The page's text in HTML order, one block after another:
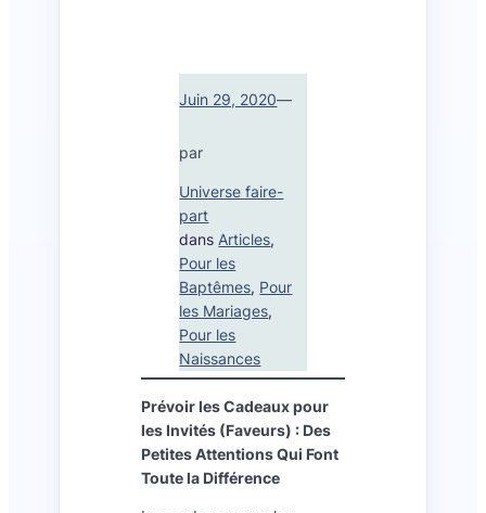
Juin 29, 2020—
par
Universe faire-
part
dans Articles
Pour les
Baptêmes, Pour
les Mariages
Pour les
Naissances
Prévoir les Cadeaux pour
les Invités (Faveurs) : Des
Petites Attentions Qui Font
Toute la Différence